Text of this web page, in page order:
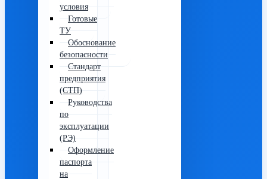
условия
Готовые
ТУ
Обоснование
безопасности
Стандарт
предприятия
(СТП)
Руководства
по
эксплуатации
(РЭ)
Оформление
паспорта
на